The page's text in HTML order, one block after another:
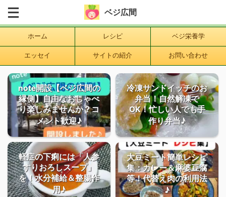
ベジ広間
ホーム レシピ ベジ栄養学
エッセイ サイトの紹介 お問い合わせ
note開設【ベジ広間の
縁側】自由なおしゃべ
り楽しみませんか？コ
メント歓迎♪
冷凍サンドイッチのお
弁当！自然解凍で
OK！忙しい人でも手
作り弁当♪
軽症の下痢には「人参
すりおろしスープ」
を！水分補給＆整腸作
用♪
大豆ミート簡単レシピ
集：カレー＆麻婆豆腐
等！代替え肉の利用法
♪